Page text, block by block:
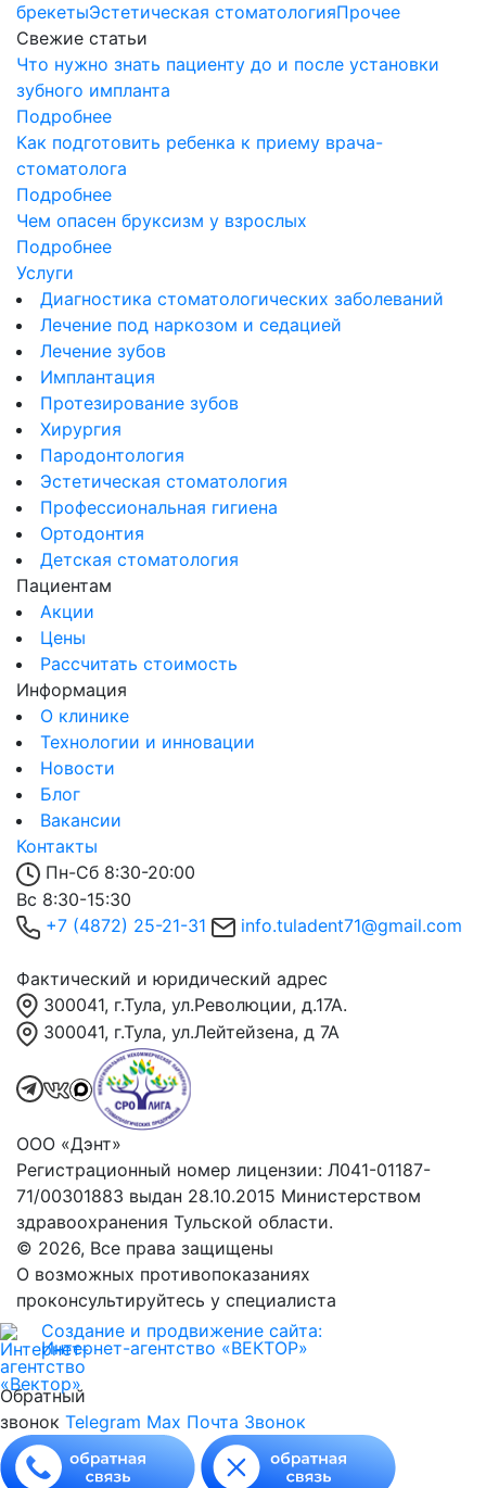
брекетыЭстетическая стоматологияПрочее
Свежие статьи
Что нужно знать пациенту до и после установки
зубного импланта
Подробнее
Как подготовить ребенка к приему врача-
стоматолога
Подробнее
Чем опасен бруксизм у взрослых
Подробнее
Услуги
Диагностика стоматологических заболеваний
Лечение под наркозом и седацией
Лечение зубов
Имплантация
Протезирование зубов
Хирургия
Пародонтология
Эстетическая стоматология
Профессиональная гигиена
Ортодонтия
Детская стоматология
Пациентам
Акции
Цены
Рассчитать стоимость
Информация
О клинике
Технологии и инновации
Новости
Блог
Вакансии
Контакты
Пн-Сб 8:30-20:00
Вс 8:30-15:30
+7 (4872) 25-21-31
info.tuladent71@gmail.com
Фактический и юридический адрес
300041, г.Тула, ул.Революции, д.17А.
300041, г.Тула, ул.Лейтейзена, д 7А
ООО «Дэнт»
Регистрационный номер лицензии: Л041-01187-
71/00301883 выдан 28.10.2015 Министерством
здравоохранения Тульской области.
© 2026, Все права защищены
О возможных противопоказаниях
проконсультируйтесь у специалиста
Создание и продвижение сайта:
Интернет-агентство «ВЕКТОР»
Обратный
звонок Telegram Max Почта Звонок